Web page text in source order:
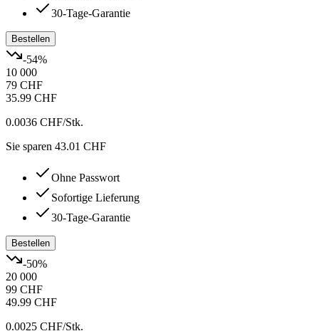
30-Tage-Garantie
Bestellen
-54%
10 000
79 CHF
35.99 CHF
0.0036 CHF/Stk.
Sie sparen 43.01 CHF
Ohne Passwort
Sofortige Lieferung
30-Tage-Garantie
Bestellen
-50%
20 000
99 CHF
49.99 CHF
0.0025 CHF/Stk.